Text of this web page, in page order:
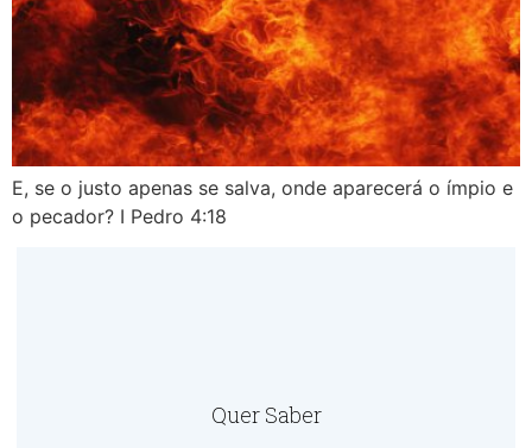
E, se o justo apenas se salva, onde aparecerá o ímpio e
o pecador? I Pedro 4:18
Quer Saber